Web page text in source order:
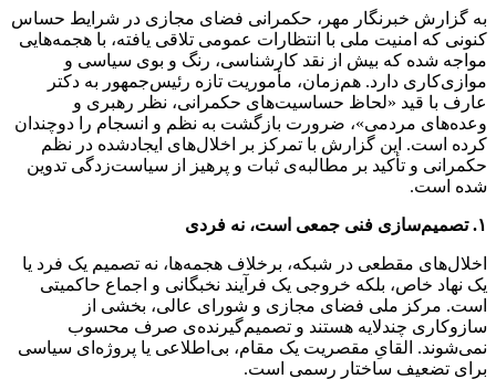
به گزارش خبرنگار مهر، حکمرانی فضای مجازی در شرایط حساس
کنونی که امنیت ملی با انتظارات عمومی تلاقی یافته، با هجمه‌هایی
مواجه شده که بیش از نقد کارشناسی، رنگ و بوی سیاسی و
موازی‌کاری دارد. هم‌زمان، مأموریت تازه رئیس‌جمهور به دکتر
عارف با قید «لحاظ حساسیت‌های حکمرانی، نظر رهبری و
وعده‌های مردمی»، ضرورت بازگشت به نظم و انسجام را دوچندان
کرده است. این گزارش با تمرکز بر اخلال‌های ایجادشده در نظم
حکمرانی و تأکید بر مطالبه‌ی ثبات و پرهیز از سیاست‌زدگی تدوین
شده است.
۱. تصمیم‌سازی فنی جمعی است، نه فردی
اخلال‌های مقطعی در شبکه، برخلاف هجمه‌ها، نه تصمیم یک فرد یا
یک نهاد خاص، بلکه خروجی یک فرآیند نخبگانی و اجماع حاکمیتی
است. مرکز ملی فضای مجازی و شورای عالی، بخشی از
سازوکاری چندلایه هستند و تصمیم‌گیرنده‌ی صرف محسوب
نمی‌شوند. القایِ مقصریت یک مقام، بی‌اطلاعی یا پروژه‌ای سیاسی
برای تضعیف ساختار رسمی است.